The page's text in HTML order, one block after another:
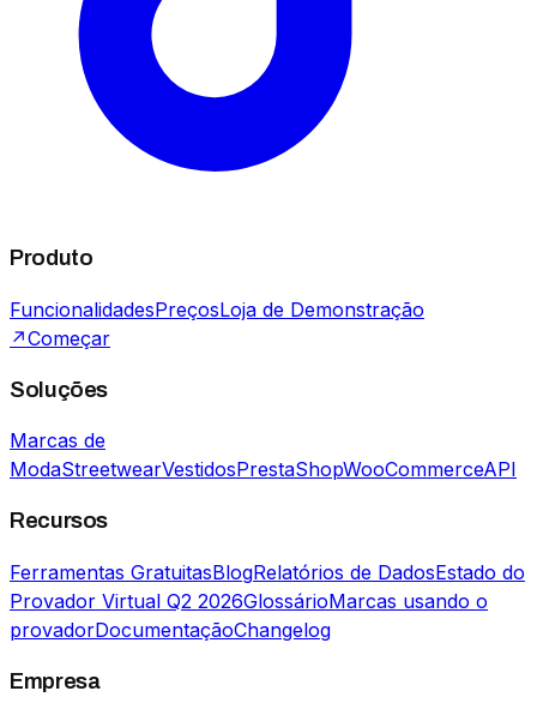
Produto
FuncionalidadesPreçosLoja de Demonstração
↗Começar
Soluções
Marcas de
ModaStreetwearVestidosPrestaShopWooCommerceAPI
Recursos
Ferramentas GratuitasBlogRelatórios de DadosEstado do
Provador Virtual Q2 2026GlossárioMarcas usando o
provadorDocumentaçãoChangelog
Empresa